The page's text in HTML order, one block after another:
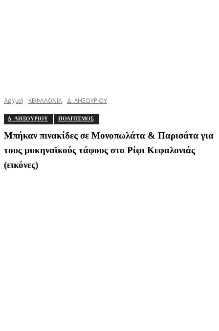
Αρχική ΚΕΦΑΛΟΝΙΑ Δ. ΛΗΞΟΥΡΙΟΥ
Δ. ΛΗΞΟΥΡΙΟΥ ΠΟΛΙΤΙΣΜΟΣ
Μπήκαν πινακίδες σε Μονοπωλάτα & Παρισάτα για
τους μυκηναϊκούς τάφους στο Ρίφι Κεφαλονιάς
(εικόνες)